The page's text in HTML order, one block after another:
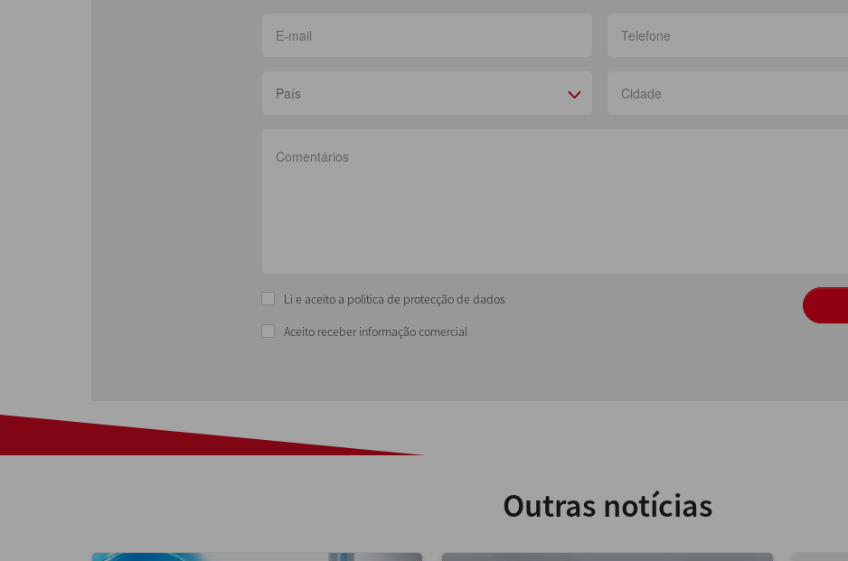
País
Li e aceito a politica de protecção de dados
Aceito receber informação comercial
Outras notícias